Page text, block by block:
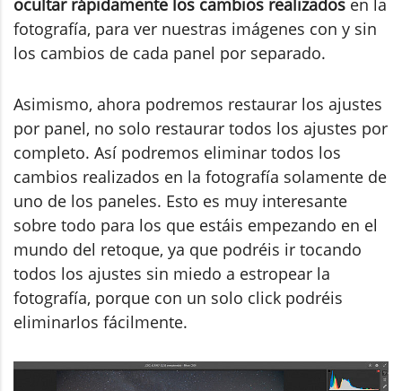
fotografía, para ver nuestras imágenes con y sin
los cambios de cada panel por separado.
Asimismo, ahora podremos restaurar los ajustes
por panel, no solo restaurar todos los ajustes por
completo. Así podremos eliminar todos los
cambios realizados en la fotografía solamente de
uno de los paneles. Esto es muy interesante
sobre todo para los que estáis empezando en el
mundo del retoque, ya que podréis ir tocando
todos los ajustes sin miedo a estropear la
fotografía, porque con un solo click podréis
eliminarlos fácilmente.